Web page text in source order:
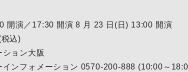
開演／17:30 開演 8 月 23 日(日) 13:00 開演
込)
ョン大阪
インフォメーション 0570-200-888 (10:00～